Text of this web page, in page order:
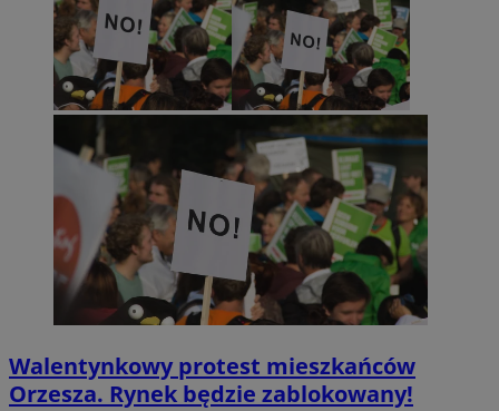
Walentynkowy protest mieszkańców
Orzesza. Rynek będzie zablokowany!